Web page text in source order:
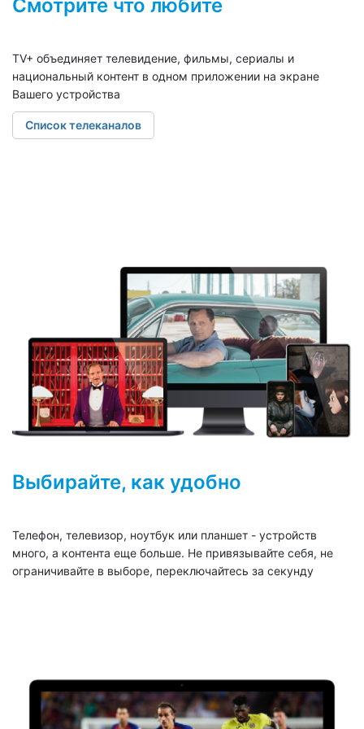
Смотрите что любите
TV+ объединяет телевидение, фильмы, сериалы и
национальный контент в одном приложении на экране
Вашего устройства
Список телеканалов
Выбирайте, как удобно
Телефон, телевизор, ноутбук или планшет - устройств
много, а контента еще больше. Не привязывайте себя, не
ограничивайте в выборе, переключайтесь за секунду